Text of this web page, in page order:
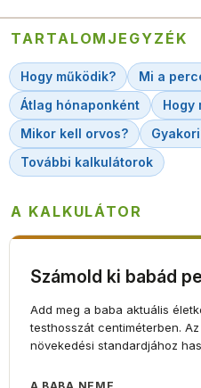
TARTALOMJEGYZÉK
Hogy működik?
Mi a
Átlag hónaponként
Hogy
Mikor kell orvos?
További kalkulátorok
A KALKULÁTOR
Számold ki babád
Add meg a baba aktuális
testhosszát centiméterben.
növekedési standardjához
A BABA NEME